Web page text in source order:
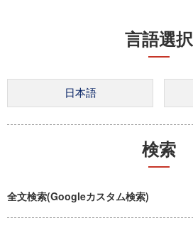
言語選択
検索
全文検索(Googleカスタム検索)